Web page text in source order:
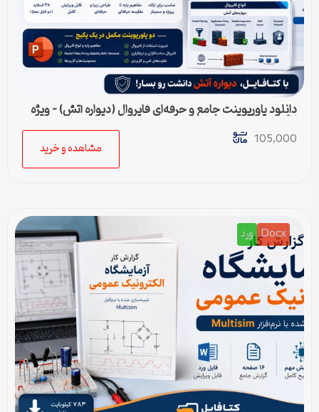
دانلود پاورپوینت جامع و حرفه‌ای فایروال (دیواره آتش) – ویژه
105,000
مشاهده و خرید
Docx ورد